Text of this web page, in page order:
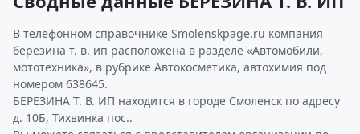
В телефонном справочнике Smolenskpage.ru компания
березина т. в. ип расположена в разделе «Автомобили,
мототехника», в рубрике Автокосметика, автохимия под
номером 638645.
БЕРЕЗИНА Т. В. ИП находится в городе Смоленск по адресу
д. 10Б, Тихвинка пос..